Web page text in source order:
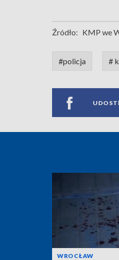
Źródło: KMP we
#policja #
WROCŁAW